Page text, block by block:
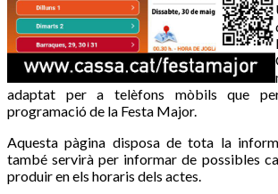
adaptat per a telèfons mòbils que
programació de la Festa Major.
Aquesta pàgina disposa de tota la
també servirà per informar de possibles
produir en els horaris dels actes.